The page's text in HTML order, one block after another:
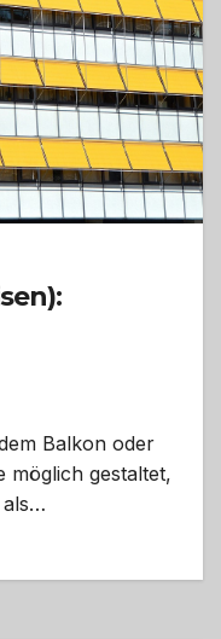
Balkon oder
möglich gestaltet,
als…